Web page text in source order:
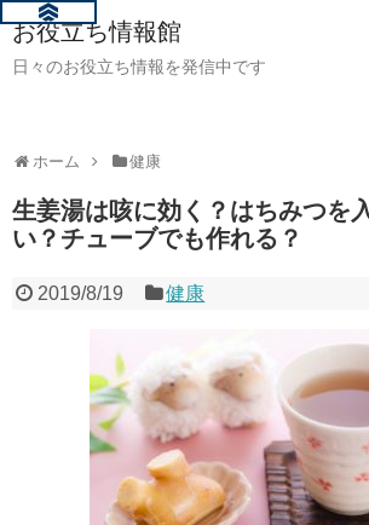
お役立ち情報館
日々のお役立ち情報を発信中です
ホーム 健康
生姜湯は咳に効く？はちみつを
い？チューブでも作れる？
2019/8/19 健康